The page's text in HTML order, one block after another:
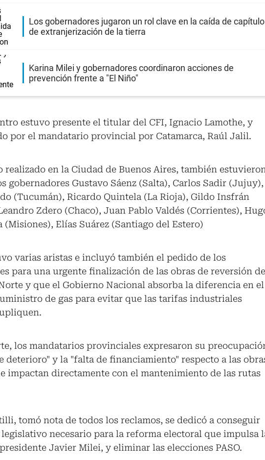
Los gobernadores jugaron un rol clave en la caída de capítulo
de extranjerización de la tierra
Karina Milei y gobernadores coordinaron acciones de
prevención frente a "El Niño"
estuvo presente el titular del CFI, Ignacio Lamothe, y
por el mandatario provincial por Catamarca, Raúl Jalil.
realizado en la Ciudad de Buenos Aires, también estuvieron
gobernadores Gustavo Sáenz (Salta), Carlos Sadir (Jujuy),
(Tucumán), Ricardo Quintela (La Rioja), Gildo Insfrán
Zdero (Chaco), Juan Pablo Valdés (Corrientes),
(Misiones), Elías Suárez (Santiago del Estero)
varias aristas e incluyó también el pedido de los
para una urgente finalización de las obras de reversión
y que el Gobierno Nacional absorba la diferencia en el
de gas para evitar que las tarifas industriales
los mandatarios provinciales expresaron su
deterioro" y la "falta de financiamiento" respecto a las
impactan directamente con el mantenimiento de las rutas
tomó nota de todos los reclamos, se dedicó a conseguir
legislativo necesario para la reforma electoral que impulsa
Javier Milei, y eliminar las elecciones PASO.